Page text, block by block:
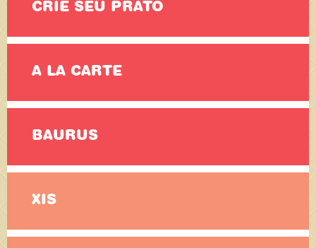
CRIE SEU PRATO
A LA CARTE
BAURUS
XIS